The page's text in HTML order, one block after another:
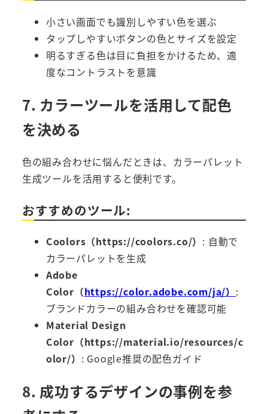
小さい画面でも識別しやすい色を選ぶ
タップしやすいボタンの色とサイズを設定
明るすぎる色は目に負担をかけるため、適
度なコントラストを意識
7. カラーツールを活用して配色
を決める
色の組み合わせに悩んだときは、カラーパレット
生成ツールを活用すると便利です。
おすすめのツール:
Coolors（https://coolors.co/） : 自動で
カラーパレットを生成
Adobe
Color（https://color.adobe.com/ja/） :
ブランドカラーの組み合わせを確認可能
Material Design
Color（https://material.io/resources/c
olor/） : Google推奨の配色ガイド
8. 成功するデザインの事例を参